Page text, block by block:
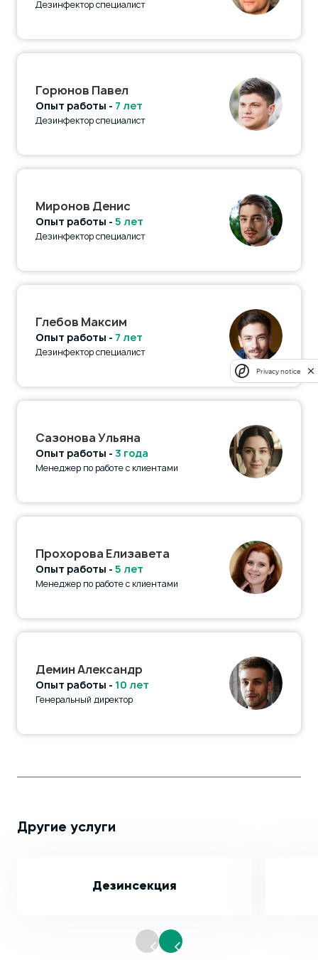
Дезинфектор специалист
Горюнов Павел
Опыт работы - 7 лет
Дезинфектор специалист
Миронов Денис
Опыт работы - 5 лет
Дезинфектор специалист
Глебов Максим
Опыт работы - 7 лет
Дезинфектор специалист
Сазонова Ульяна
Опыт работы - 3 года
Менеджер по работе с клиентами
Прохорова Елизавета
Опыт работы - 5 лет
Менеджер по работе с клиентами
Демин Александр
Опыт работы - 10 лет
Генеральный директор
Другие услуги
Дезинсекция
Privacy notice